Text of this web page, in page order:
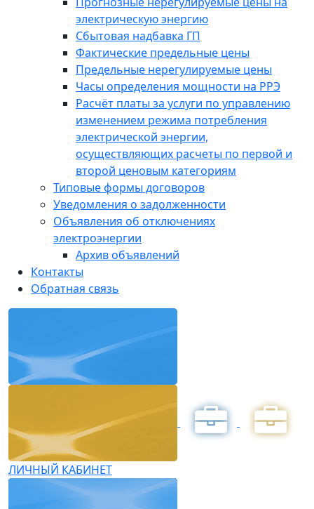
электрическую энергию
Сбытовая надбавка ГП
Фактические предельные цены
Предельные нерегулируемые цены
Часы определения мощности на РРЭ
Расчёт платы за услуги по управлению
изменением режима потребления
электрической энергии,
осуществляющих расчеты по первой и
второй ценовым категориям
Типовые формы договоров
Уведомления о задолженности
Объявления об отключениях
электроэнергии
Архив объявлений
Контакты
Обратная связь
ЛИЧНЫЙ КАБИНЕТ